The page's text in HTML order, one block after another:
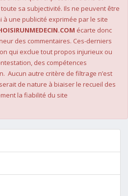
toute sa subjectivité. Ils ne peuvent être
à une publicité exprimée par le site
écarte donc
des commentaires. Ces-derniers
qui exclue tout propos injurieux ou
des compétences
Aucun autre critère de filtrage n’est
de nature à biaiser le recueil des
la fiabilité du site